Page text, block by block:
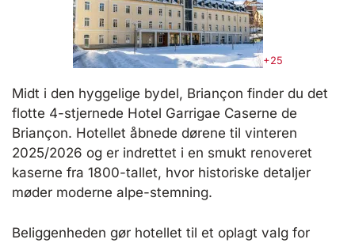
+25
Midt i den hyggelige bydel, Briançon finder du det
flotte 4-stjernede Hotel Garrigae Caserne de
Briançon. Hotellet åbnede dørene til vinteren
2025/2026 og er indrettet i en smukt renoveret
kaserne fra 1800-tallet, hvor historiske detaljer
møder moderne alpe-stemning.
Beliggenheden gør hotellet til et oplagt valg for